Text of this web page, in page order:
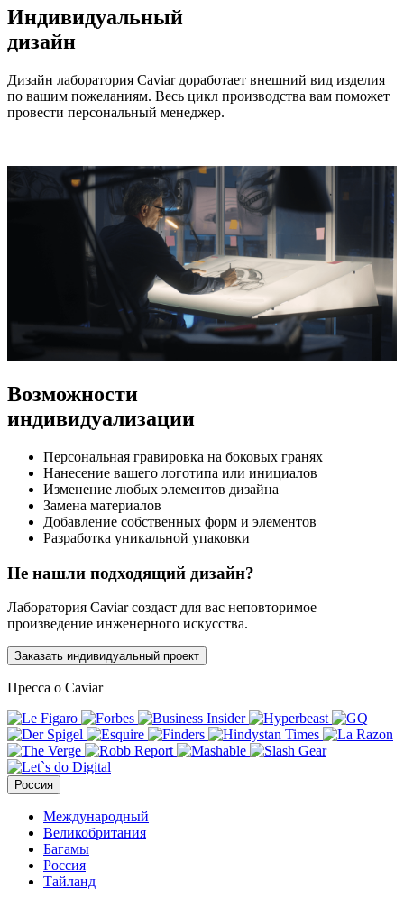
Индивидуальный
дизайн
Дизайн лаборатория Caviar доработает внешний вид изделия
по вашим пожеланиям. Весь цикл производства вам поможет
провести персональный менеджер.
Возможности
индивидуализации
Персональная гравировка на боковых гранях
Нанесение вашего логотипа или инициалов
Изменение любых элементов дизайна
Замена материалов
Добавление собственных форм и элементов
Разработка уникальной упаковки
Не нашли подходящий дизайн?
Лаборатория Caviar создаст для вас неповторимое
произведение инженерного искусства.
Заказать индивидуальный проект
Пресса о Caviar
Россия
Международный
Великобритания
Багамы
Россия
Тайланд